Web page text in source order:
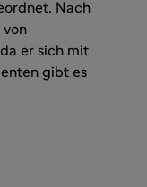
Nach
von
er sich mit
gibt es